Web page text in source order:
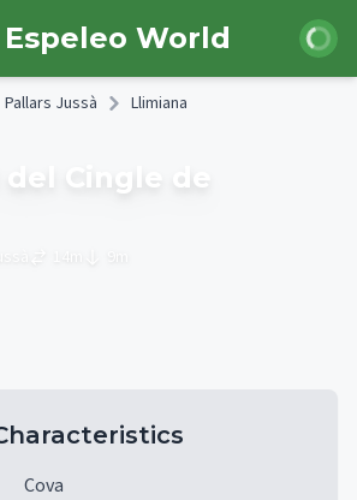
Espeleo World Login
Pallars Jussà Llimiana
del Cingle de
Cova